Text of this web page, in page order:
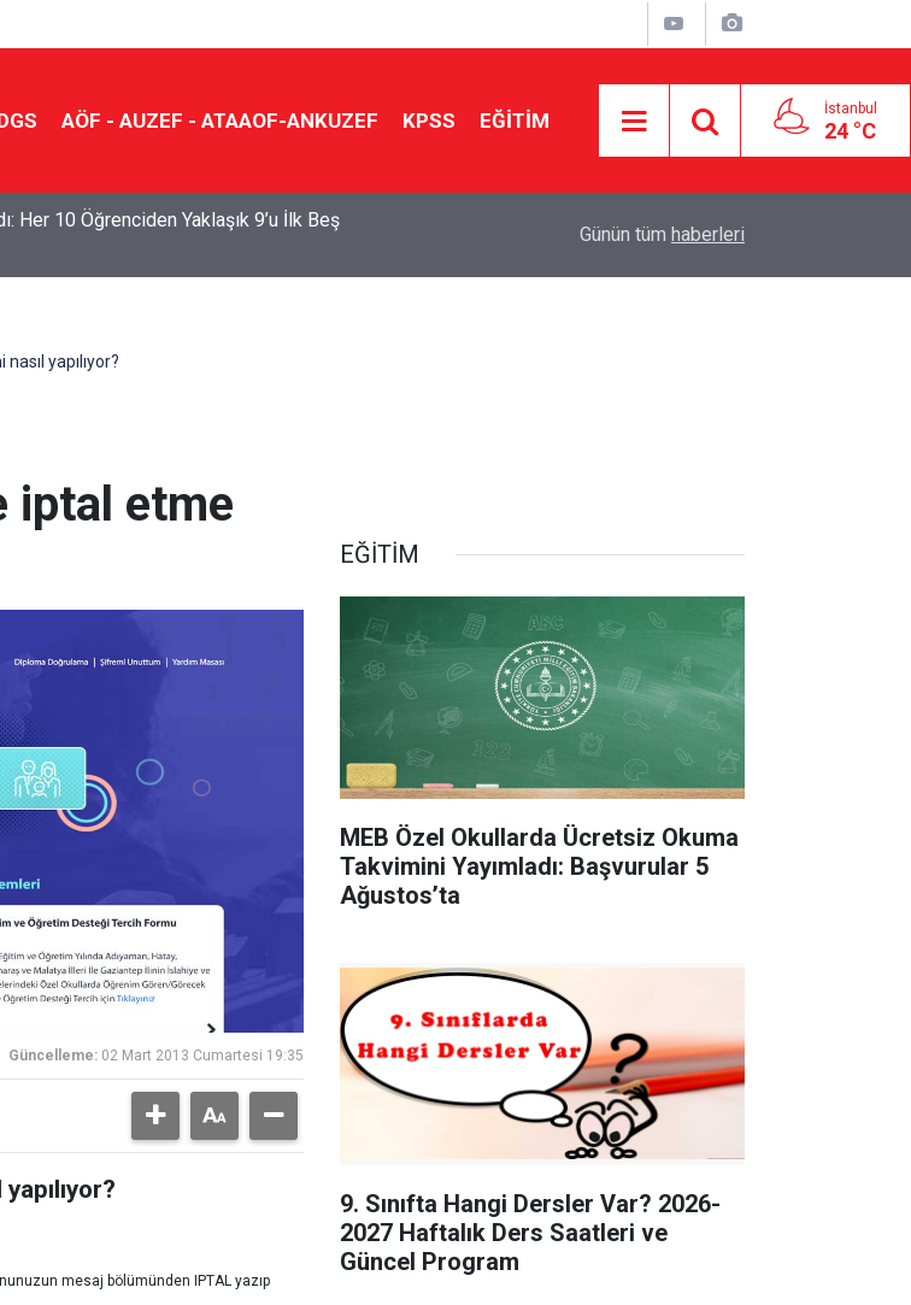
AÖF - AUZEF - ATAAOF-ANKUZEF KPSS EĞİTİM İstanbul
24 °C
Her 10 Öğrenciden Yaklaşık 9’u İlk Beş
Yönlendiriyor?
Günün tüm haberleri
yapılıyor?
iptal etme
Güncelleme: 02 Mart 2013 Cumartesi 19:35
mesaj bölümünden IPTAL yazıp
EĞİTİM
MEB Özel Okullarda Ücretsiz Okuma
Takvimini Yayımladı: Başvurular 5
Ağustos’ta
9. Sınıfta Hangi Dersler Var? 2026-
2027 Haftalık Ders Saatleri ve
Güncel Program